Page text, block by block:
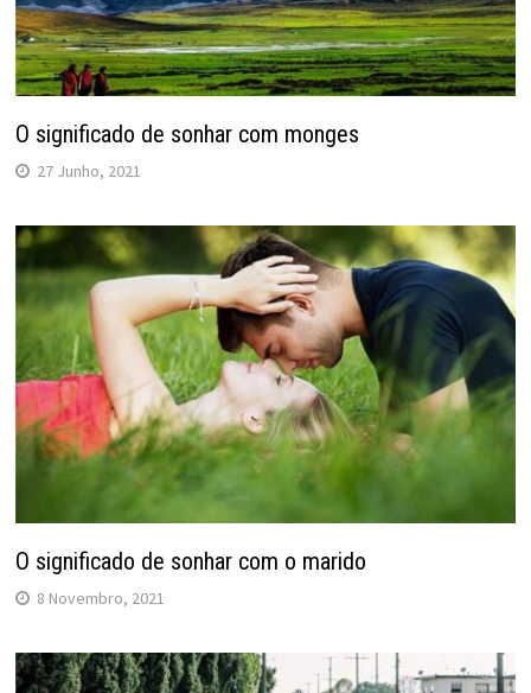
O significado de sonhar com monges
27 Junho, 2021
O significado de sonhar com o marido
8 Novembro, 2021